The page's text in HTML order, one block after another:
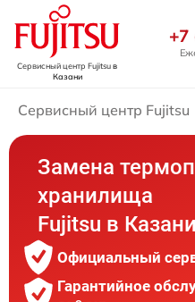
Сервисный центр Fujitsuв
Казани
+7
Сервисный центр Fujitsu
Замена
хранилища
Fujitsu в Казани
Официальный
Гарантийное